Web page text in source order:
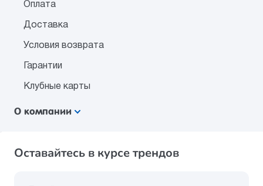
Оплата
Доставка
Условия возврата
Гарантии
Клубные карты
О компании
Оставайтесь в курсе трендов